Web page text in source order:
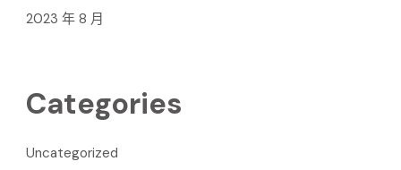
2023 年 8 月
Categories
Uncategorized